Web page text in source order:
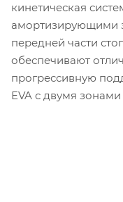
кинетическая
амортизирующими
передней части
обеспечивают
прогрессивную
EVA с двумя